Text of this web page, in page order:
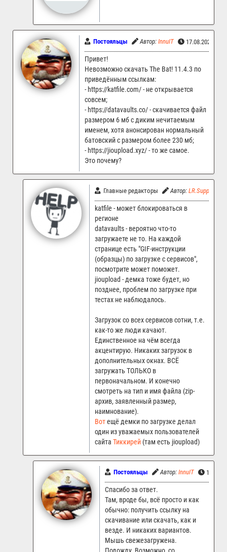
Постояльцы Автор: InnuIT 17.08.2025
Привет!
Невозможно скачать The Bat! 11.4.3 по
приведённым ссылкам:
- https://katfile.com/ - не открывается
совсем;
- https://datavaults.co/ - скачивается файл
размером 6 мб с диким нечитаемым
именем, хотя анонсирован нормальный
батовский с размером более 230 мб;
- https://jioupload.xyz/ - то же самое.
Это почему?
Главные редакторы Автор: LR.Support
katfile - может блокироваться в
регионе
datavaults - вероятно что-то
загружаете не то. На каждой
странице есть "GIF-инструкции
(образцы) по загрузке с сервисов",
посмотрите может поможет.
jioupload - демка тоже будет, но
позднее, проблем по загрузке при
тестах не наблюдалось.
Загрузок со всех сервисов сотни, т.е.
как-то же люди качают.
Единственное на чём всегда
акцентирую. Никаких загрузок в
дополнительных окнах. ВСЁ
загружать ТОЛЬКО в
первоначальном. И конечно
смотреть на тип и имя файла (zip-
архив, заявленный размер,
наимнование).
Вотещё демки по загрузке делал
один из уважаемых пользователей
сайта Тиккирей (там есть jioupload)
Постояльцы Автор: InnuIT
Спасибо за ответ.
Там, вроде бы, всё просто и как
обычно: получить ссылку на
скачивание или скачать, как и
везде. И никаких вариантов.
Мышь свежезагружена.